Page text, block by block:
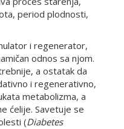
period plodnosti,
i regenerator,
odnos sa njom.
a ostatak da
i regenerativno,
metabolizma, a
ćelije. Savetuje se
(Diabetes